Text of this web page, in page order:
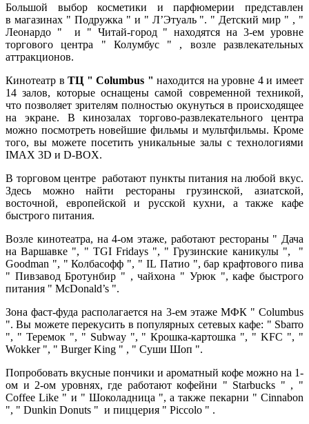
Большой выбор косметики и парфюмерии представлен
в магазинах " Подружка " и " Л’Этуаль ". " Детский мир " , "
Леонардо " и " Читай-город " находятся на 3-ем уровне
торгового центра " Колумбус " , возле развлекательных
аттракционов.
Кинотеатр вТЦ " Columbus " находится на уровне 4 и имеет
14 залов, которые оснащены самой современной техникой,
что позволяет зрителям полностью окунуться в происходящее
на экране. В кинозалах торгово-развлекательного центра
можно посмотреть новейшие фильмы и мультфильмы. Кроме
того, вы можете посетить уникальные залы с технологиями
IMAX 3D и D-BOX.
В торговом центре работают пункты питания на любой вкус.
Здесь можно найти рестораны грузинской, азиатской,
восточной, европейской и русской кухни, а также кафе
быстрого питания.
Возле кинотеатра, на 4-ом этаже, работают рестораны " Дача
на Варшавке ", " TGI Fridays ", " Грузинские каникулы ", "
Goodman ", " Колбасофф ", " IL Патио ", бар крафтового пива
" Пивзавод Бротунбир " , чайхона " Урюк ", кафе быстрого
питания " McDonald’s ".
Зона фаст-фуда располагается на 3-ем этаже МФК " Columbus
". Вы можете перекусить в популярных сетевых кафе: " Sbarro
", " Теремок ", " Subway ", " Крошка-картошка ", " KFC ", "
Wokker ", " Burger King " , " Суши Шоп ".
Попробовать вкусные пончики и ароматный кофе можно на 1-
ом и 2-ом уровнях, где работают кофейни " Starbucks " , "
Coffee Like " и " Шоколадница ", а также пекарни " Cinnabon
", " Dunkin Donuts " и пиццерия " Piccolo " .